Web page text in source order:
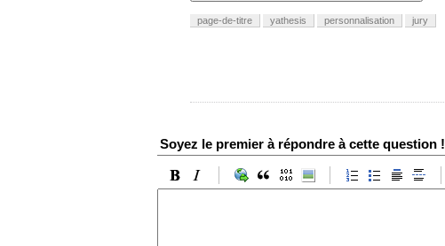
page-de-titre yathesis personnalisation jury
Soyez le premier à répondre à cette question !